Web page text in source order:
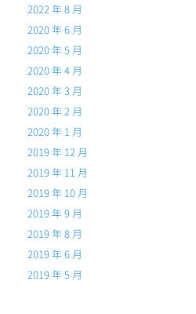
2022 年 8 月
2020 年 6 月
2020 年 5 月
2020 年 4 月
2020 年 3 月
2020 年 2 月
2020 年 1 月
2019 年 12 月
2019 年 11 月
2019 年 10 月
2019 年 9 月
2019 年 8 月
2019 年 6 月
2019 年 5 月